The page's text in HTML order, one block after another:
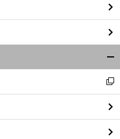
閉
る
新
し
い
ウ
ィ